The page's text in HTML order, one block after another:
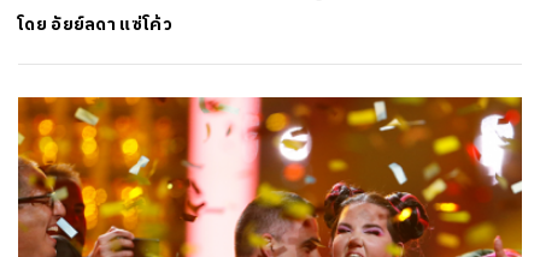
โดย อัยย์ลดา แซ่โค้ว
ค้นหา
SHARE TWEET LINE EMAIL